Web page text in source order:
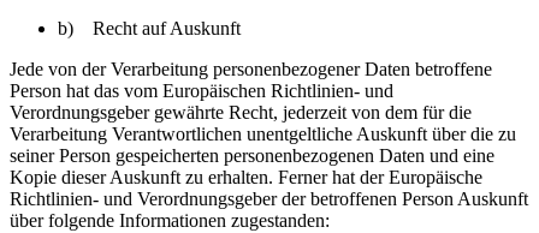
b) Recht auf Auskunft
Jede von der Verarbeitung personenbezogener Daten betroffene
Person hat das vom Europäischen Richtlinien- und
Verordnungsgeber gewährte Recht, jederzeit von dem für die
Verarbeitung Verantwortlichen unentgeltliche Auskunft über die zu
seiner Person gespeicherten personenbezogenen Daten und eine
Kopie dieser Auskunft zu erhalten. Ferner hat der Europäische
Richtlinien- und Verordnungsgeber der betroffenen Person Auskunft
über folgende Informationen zugestanden: